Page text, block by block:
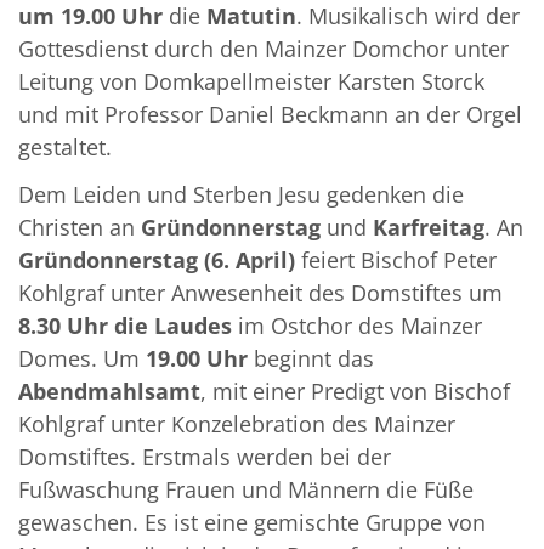
um 19.00 Uhr die Matutin. Musikalisch wird der
Gottesdienst durch den Mainzer Domchor unter
Leitung von Domkapellmeister Karsten Storck
und mit Professor Daniel Beckmann an der Orgel
gestaltet.
Dem Leiden und Sterben Jesu gedenken die
Christen an Gründonnerstag und Karfreitag. An
Gründonnerstag (6. April) feiert Bischof Peter
Kohlgraf unter Anwesenheit des Domstiftes um
8.30 Uhr die Laudes im Ostchor des Mainzer
Domes. Um 19.00 Uhr beginnt das
Abendmahlsamt, mit einer Predigt von Bischof
Kohlgraf unter Konzelebration des Mainzer
Domstiftes. Erstmals werden bei der
Fußwaschung Frauen und Männern die Füße
gewaschen. Es ist eine gemischte Gruppe von